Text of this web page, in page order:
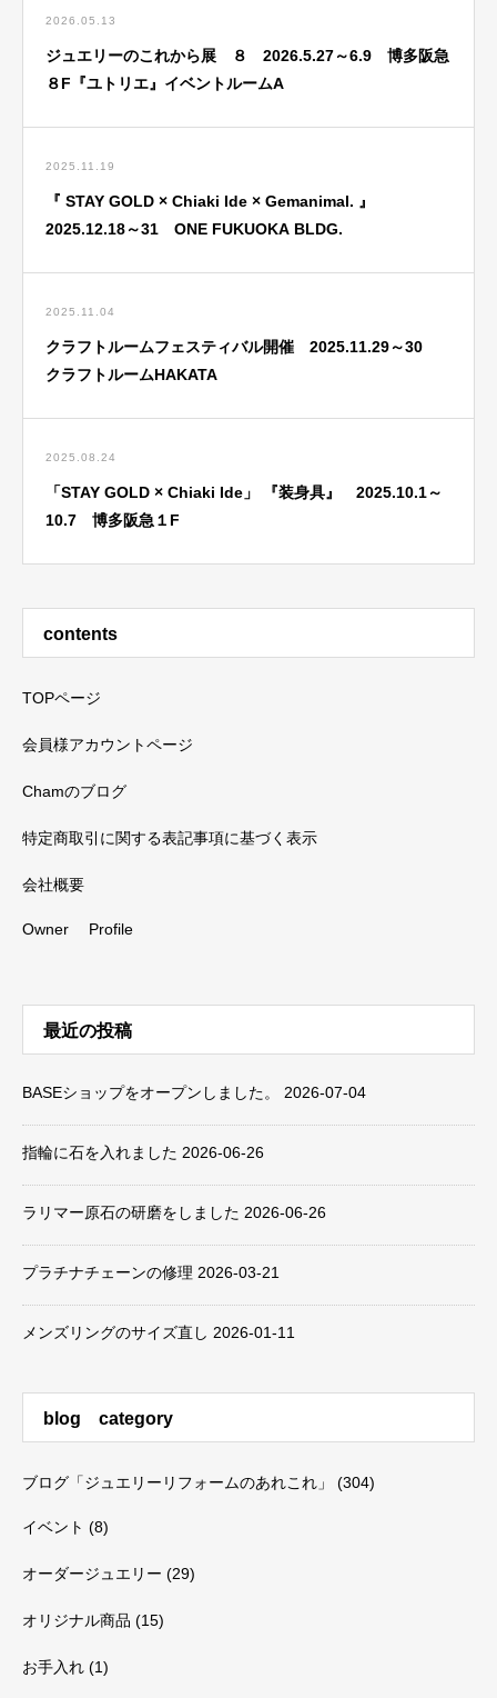
2026.05.13
ジュエリーのこれから展 ８ 2026.5.27～6.9 博多阪急
８F『ユトリエ』イベントルームA
2025.11.19
『 STAY GOLD × Chiaki Ide × Gemanimal. 』
2025.12.18～31 ONE FUKUOKA BLDG.
2025.11.04
クラフトルームフェスティバル開催 2025.11.29～30
クラフトルームHAKATA
2025.08.24
「STAY GOLD × Chiaki Ide」 『装身具』 2025.10.1～
10.7 博多阪急１F
contents
TOPページ
会員様アカウントページ
Chamのブログ
特定商取引に関する表記事項に基づく表示
会社概要
Owner Profile
最近の投稿
BASEショップをオープンしました。 2026-07-04
指輪に石を入れました 2026-06-26
ラリマー原石の研磨をしました 2026-06-26
プラチナチェーンの修理 2026-03-21
メンズリングのサイズ直し 2026-01-11
blog category
ブログ「ジュエリーリフォームのあれこれ」 (304)
イベント (8)
オーダージュエリー (29)
オリジナル商品 (15)
お手入れ (1)